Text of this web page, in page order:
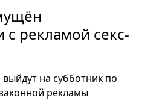
рекламой секс-
на субботник по
рекламы